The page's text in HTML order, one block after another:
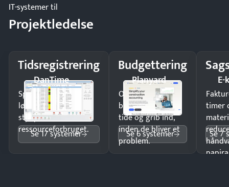
IT-systemer til
Projektledelse
Tidsregistrering
DanTime
Spar tid på
lønberegning og få
styr på
ressourceforbruget.
Se 17 systemer
Budgettering
Planyard
Opdag
budgetafvigelser i
tide og grib ind,
inden de bliver et
problem.
Se 6 systemer
timer
Se 7